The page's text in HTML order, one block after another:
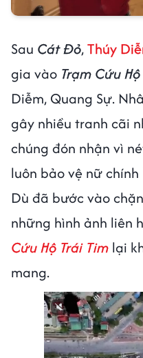
Sau Cát Đỏ,Thúy
gia vào Trạm Cứu
Diễm, Quang Sự.
gây nhiều tranh cãi
chúng đón nhận vì
luôn bảo vệ nữ chính
Dù đã bước vào
những hình ảnh liên
Cứu Hộ Trái Tim lại
mang.